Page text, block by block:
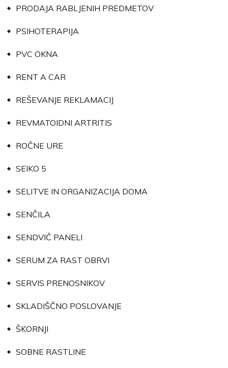
PRODAJA RABLJENIH PREDMETOV
PSIHOTERAPIJA
PVC OKNA
RENT A CAR
REŠEVANJE REKLAMACIJ
REVMATOIDNI ARTRITIS
ROČNE URE
SEIKO 5
SELITVE IN ORGANIZACIJA DOMA
SENČILA
SENDVIČ PANELI
SERUM ZA RAST OBRVI
SERVIS PRENOSNIKOV
SKLADIŠČNO POSLOVANJE
ŠKORNJI
SOBNE RASTLINE